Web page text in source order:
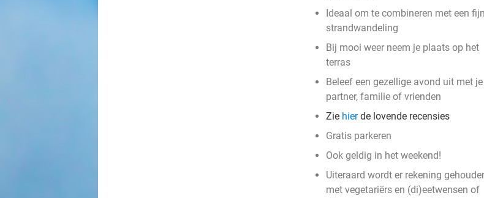
Ideaal om te combineren met een
strandwandeling
Bij mooi weer neem je plaats op het
terras
Beleef een gezellige avond uit met je
partner, familie of vrienden
Zie hierde lovende recensies
Gratis parkeren
Ook geldig in het weekend!
Uiteraard wordt er rekening
met vegetariërs en (di)eetwensen of